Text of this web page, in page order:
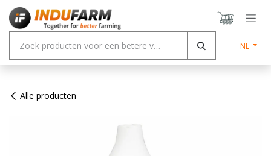
Overslaan naar inhoud
NL
Alle producten